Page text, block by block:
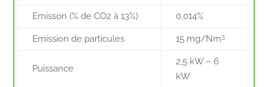
Emisson (% de CO2 à 13%) 0,014%
Emission de particules 15 mg/Nm3
Puissance
2,5 kW – 6
kW